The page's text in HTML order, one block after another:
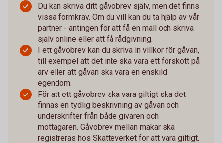
Du kan skriva ditt gåvobrev själv, men det finns
vissa formkrav. Om du vill kan du ta hjälp av vår
partner - antingen för att få en mall och skriva
själv online eller att få rådgivning.
I ett gåvobrev kan du skriva in villkor för gåvan,
till exempel att det inte ska vara ett förskott på
arv eller att gåvan ska vara en enskild
egendom.
För att ett gåvobrev ska vara giltigt ska det
finnas en tydlig beskrivning av gåvan och
underskrifter från både givaren och
mottagaren. Gåvobrev mellan makar ska
registreras hos Skatteverket för att vara giltigt.